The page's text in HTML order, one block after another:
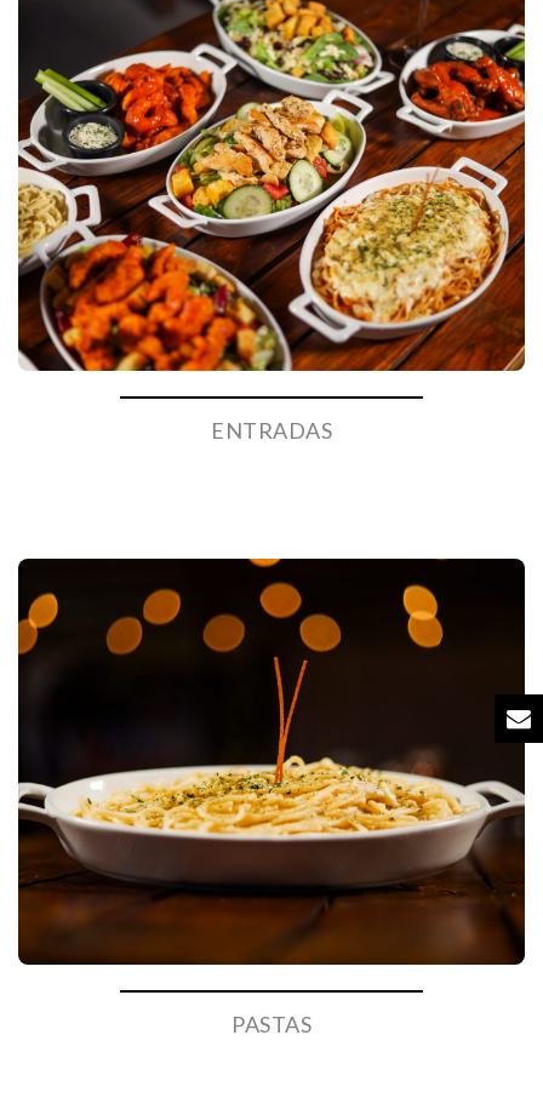
ENTRADAS
PASTAS